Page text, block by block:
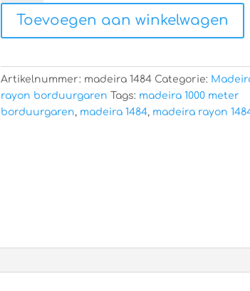
1484
aantal
Toevoegen aan winkelwagen
Artikelnummer: madeira 1484 Categorie:
rayon borduurgaren Tags: madeira 1000 meter
borduurgaren, madeira 1484, madeira rayon